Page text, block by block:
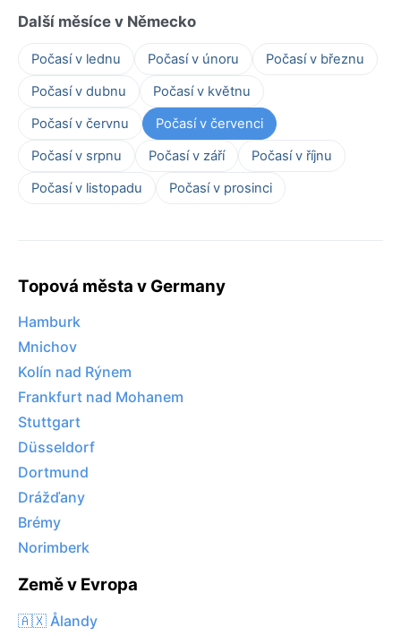
Další měsíce v Německo
Počasí v lednu Počasí v únoru
Počasí v březnu
Počasí v dubnu
Počasí v květnu
Počasí v červnu
Počasí v červenci
Počasí v srpnu
Počasí v září
Počasí v říjnu
Počasí v listopadu
Počasí v prosinci
Topová města v Germany
Hamburk
Mnichov
Kolín nad Rýnem
Frankfurt nad Mohanem
Stuttgart
Düsseldorf
Dortmund
Drážďany
Brémy
Norimberk
Země v Evropa
🇦🇽 Ålandy